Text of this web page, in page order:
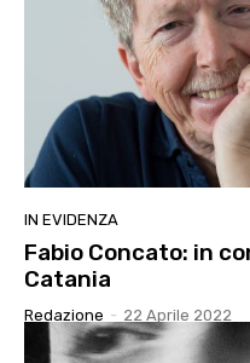
IN EVIDENZA
Fabio Concato: in
Catania
Redazione - 22 Aprile 2022